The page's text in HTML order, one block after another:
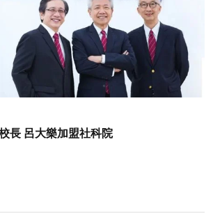
長 呂大樂加盟社科院